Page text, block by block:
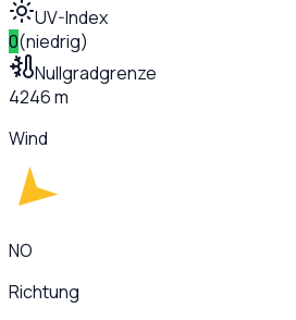
UV-Index
0(niedrig)
Nullgradgrenze
4246 m
Wind
NO
Richtung